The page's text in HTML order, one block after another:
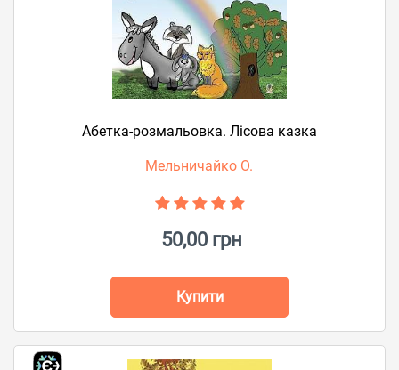
Абетка-розмальовка. Лісова казка
Мельничайко О.
50,00 грн
Купити